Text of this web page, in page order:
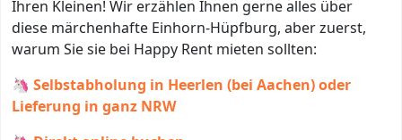
Ihren Kleinen! Wir erzählen Ihnen gerne alles über
diese märchenhafte Einhorn-Hüpfburg, aber zuerst,
warum Sie sie bei Happy Rent mieten sollten:
🦄 Selbstabholung in Heerlen (bei Aachen) oder
Lieferung in ganz NRW